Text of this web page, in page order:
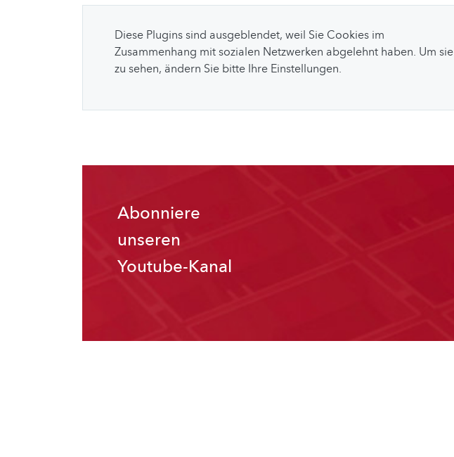
Diese Plugins sind ausgeblendet, weil Sie Cookies im
Zusammenhang mit sozialen Netzwerken abgelehnt haben. Um sie
zu sehen, ändern Sie bitte Ihre Einstellungen.
Abonniere
unseren
Youtube-Kanal